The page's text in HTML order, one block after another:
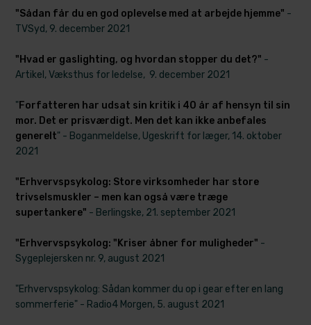
"Sådan får du en god oplevelse med at arbejde hjemme" -
TVSyd, 9. december 2021
"Hvad er gaslighting, og hvordan stopper du det?" -
Artikel, Væksthus for ledelse, 9. december 2021
"Forfatteren har udsat sin kritik i 40 år af hensyn til sin
mor. Det er prisværdigt. Men det kan ikke anbefales
generelt" - Boganmeldelse, Ugeskrift for læger, 14. oktober
2021
"Erhvervspsykolog: Store virksomheder har store
trivselsmuskler – men kan også være træge
supertankere" - Berlingske, 21. september 2021
"Erhvervspsykolog: "Kriser åbner for muligheder" -
Sygeplejersken nr. 9, august 2021
"Erhvervspsykolog: Sådan kommer du op i gear efter en lang
sommerferie" - Radio4 Morgen, 5. august 2021